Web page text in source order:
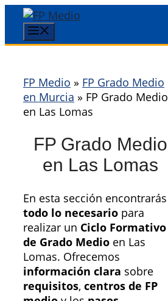
Saltar
contenido
FP Medio » FP Grado Medio
en Murcia » FP Grado Medio
en Las Lomas
FP Grado Medio
en Las Lomas
En esta sección encontrarás
todo lo necesario para
realizar un Ciclo Formativo
de Grado Medio en Las
Lomas. Ofrecemos
información clara sobre
requisitos, centros de FP